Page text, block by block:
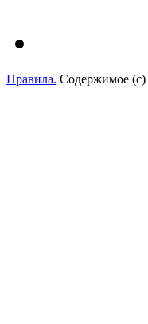
Правила. Содержимое (с)